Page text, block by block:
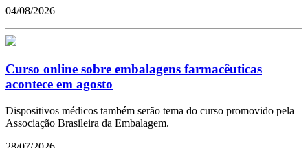
04/08/2026
Curso online sobre embalagens farmacêuticas
acontece em agosto
Dispositivos médicos também serão tema do curso promovido pela
Associação Brasileira da Embalagem.